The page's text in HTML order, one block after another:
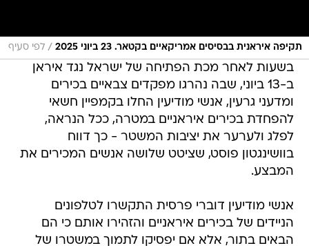
תקיפה איראנית בבסיסים אמריקאיים בקטאר. 23 ביוני 2025 / לפי סעיף
בשעות לאחר מכת הפתיחה של ישראל נגד איראן
ב-13 ביוני, שבה נהרגו מפקדים צבאיים בכירים
ומדעני גרעין, אנשי מודיעין החלו בקמפיין חשאי
להפחדת בכירים איראניים במטרה, ככל הנראה,
לפלג ולערער את יציבות המשטר - כך דווח
בוושינגטון פוסט, שציטט שלושה אנשים המכירים את
המבצע.
אנשי מודיעין דוברי פרסית התקשרו לטלפונים
הניידים של בכירים איראניים והזהירו אותם כי הם
הבאים בתור, אלא אם יפסיקו לתמוך במשטרו של